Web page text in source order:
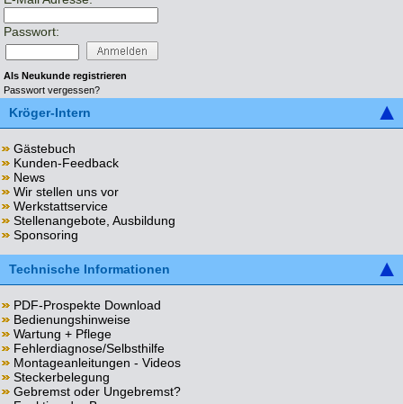
Passwort:
Als Neukunde registrieren
Passwort vergessen?
Kröger-Intern
Gästebuch
Kunden-Feedback
News
Wir stellen uns vor
Werkstattservice
Stellenangebote, Ausbildung
Sponsoring
Technische Informationen
PDF-Prospekte Download
Bedienungshinweise
Wartung + Pflege
Fehlerdiagnose/Selbsthilfe
Montageanleitungen - Videos
Steckerbelegung
Gebremst oder Ungebremst?